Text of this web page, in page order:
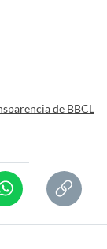
de BBCL